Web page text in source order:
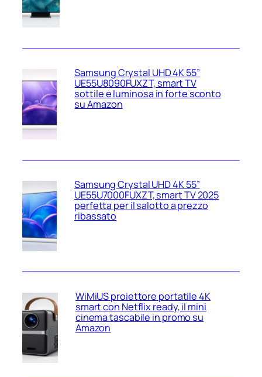
Samsung Crystal UHD 4K 55”
UE55U8090FUXZT, smart TV
sottile e luminosa in forte sconto
su Amazon
Samsung Crystal UHD 4K 55”
UE55U7000FUXZT, smart TV 2025
perfetta per il salotto a prezzo
ribassato
WiMiUS proiettore portatile 4K
smart con Netflix ready, il mini
cinema tascabile in promo su
Amazon